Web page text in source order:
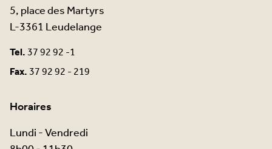
5, place des Martyrs
L-3361 Leudelange
Tel.37 92 92 -1
Fax.37 92 92 - 219
Horaires
Lundi - Vendredi